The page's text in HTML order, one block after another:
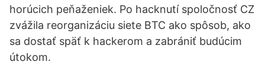
horúcich peňaženiek. Po hacknutí spoločnosť CZ
zvážila reorganizáciu siete BTC ako spôsob, ako
sa dostať späť k hackerom a zabrániť budúcim
útokom.